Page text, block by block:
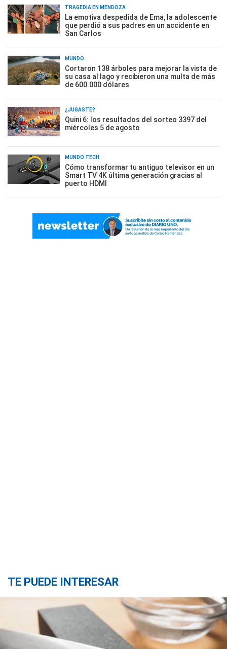
TRAGEDIA EN MENDOZA
La emotiva despedida de Ema, la adolescente
que perdió a sus padres en un accidente en
San Carlos
MUNDO
Cortaron 138 árboles para mejorar la vista de
su casa al lago y recibieron una multa de más
de 600.000 dólares
¿JUGASTE?
Quini 6: los resultados del sorteo 3397 del
miércoles 5 de agosto
MUNDO TECH
Cómo transformar tu antiguo televisor en un
Smart TV 4K última generación gracias al
puerto HDMI
TE PUEDE INTERESAR